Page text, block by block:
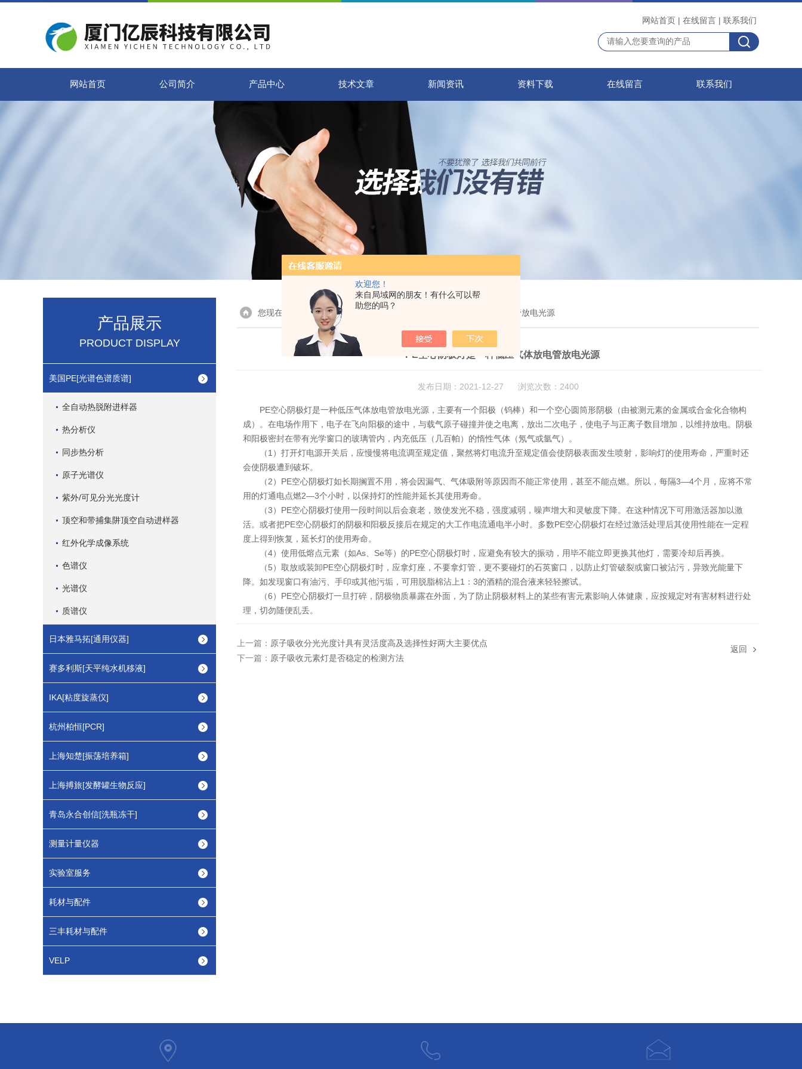
欢迎您！
来自局域网的朋友！有什么可以帮
助您的吗？
网站首页 | 在线留言 | 联系我们
网站首页 公司简介 产品中心 技术文章 新闻资讯 资料下载 在线留言 联系我们
产品展示
PRODUCT DISPLAY
美国PE[光谱色谱质谱]
全自动热脱附进样器
热分析仪
同步热分析
原子光谱仪
紫外/可见分光光度计
顶空和带捕集阱顶空自动进样器
红外化学成像系统
色谱仪
光谱仪
质谱仪
日本雅马拓[通用仪器]
赛多利斯[天平纯水机移液]
IKA[粘度旋蒸仪]
杭州柏恒[PCR]
上海知楚[振荡培养箱]
上海搏旅[发酵罐生物反应]
青岛永合创信[洗瓶冻干]
测量计量仪器
实验室服务
耗材与配件
三丰耗材与配件
VELP
您现在的位置：首页> 技术文章 > PE空心阴极灯是一种低压气体放电管放电光源
PE空心阴极灯是一种低压气体放电管放电光源
发布日期：2021-12-27 浏览次数：2400
PE空心阴极灯是一种低压气体放电管放电光源，主要有一个阳极（钨棒）和一个空心圆筒形阴极（由被测元素的金属或合金化合物构
成）。在电场作用下，电子在飞向阳极的途中，与载气原子碰撞并使之电离，放出二次电子，使电子与正离子数目增加，以维持放电。阴极
和阳极密封在带有光学窗口的玻璃管内，内充低压（几百帕）的惰性气体（氖气或氩气）。
（1）打开灯电源开关后，应慢慢将电流调至规定值，聚然将灯电流升至规定值会使阴极表面发生喷射，影响灯的使用寿命，严重时还
会使阴极遭到破坏。
（2）PE空心阴极灯如长期搁置不用，将会因漏气、气体吸附等原因而不能正常使用，甚至不能点燃。所以，每隔3—4个月，应将不常
用的灯通电点燃2—3个小时，以保持灯的性能并延长其使用寿命。
（3）PE空心阴极灯使用一段时间以后会衰老，致使发光不稳，强度减弱，噪声增大和灵敏度下降。在这种情况下可用激活器加以激
活。或者把PE空心阴极灯的阴极和阳极反接后在规定的大工作电流通电半小时。多数PE空心阴极灯在经过激活处理后其使用性能在一定程
度上得到恢复，延长灯的使用寿命。
（4）使用低熔点元素（如As、Se等）的PE空心阴极灯时，应避免有较大的振动，用毕不能立即更换其他灯，需要冷却后再换。
（5）取放或装卸PE空心阴极灯时，应拿灯座，不要拿灯管，更不要碰灯的石英窗口，以防止灯管破裂或窗口被沾污，异致光能量下
降。如发现窗口有油污、手印或其他污垢，可用脱脂棉沾上1：3的酒精的混合液来轻轻擦试。
（6）PE空心阴极灯一旦打碎，阴极物质暴露在外面，为了防止阴极材料上的某些有害元素影响人体健康，应按规定对有害材料进行处
理，切勿随便乱丢。
上一篇： 原子吸收分光光度计具有灵活度高及选择性好两大主要优点
下一篇： 原子吸收元素灯是否稳定的检测方法
返回